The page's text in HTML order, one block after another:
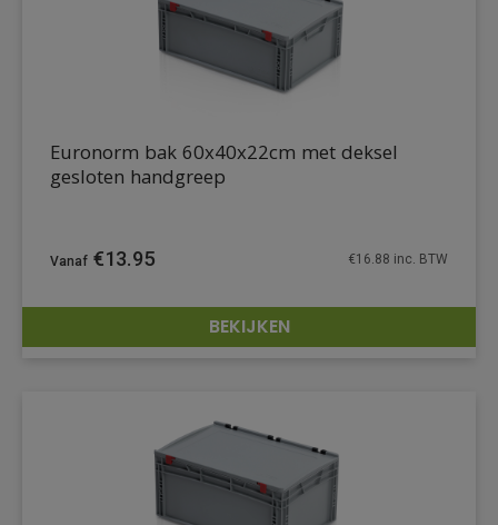
DETAILS
Euronorm bak 60x40x22cm met deksel
gesloten handgreep
€13.95 €16.88 inc. BTW
BEKIJKEN